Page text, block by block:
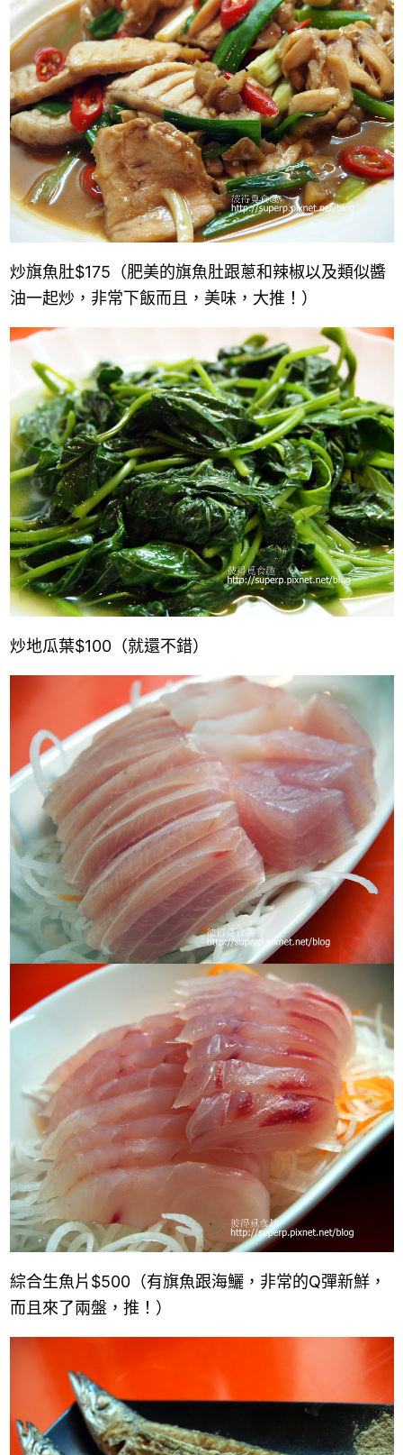
炒旗魚肚$175（肥美的旗魚肚跟蔥和辣椒以及類似醬
油一起炒，非常下飯而且，美味，大推！）
炒地瓜葉$100（就還不錯）
綜合生魚片$500（有旗魚跟海鱺，非常的Q彈新鮮，
而且來了兩盤，推！）